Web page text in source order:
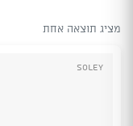
מציג תוצאה אחת
SOLEY